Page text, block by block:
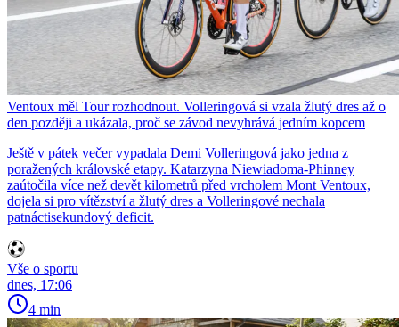
Ventoux měl Tour rozhodnout. Volleringová si vzala žlutý dres až o
den později a ukázala, proč se závod nevyhrává jedním kopcem
Ještě v pátek večer vypadala Demi Volleringová jako jedna z
poražených královské etapy. Katarzyna Niewiadoma-Phinney
zaútočila více než devět kilometrů před vrcholem Mont Ventoux,
dojela si pro vítězství a žlutý dres a Volleringové nechala
patnáctisekundový deficit.
Vše o sportu
dnes, 17:06
4 min